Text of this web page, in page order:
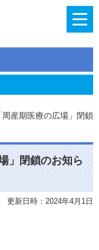
産期医療の広場」閉鎖
」閉鎖のお知ら
更新日時：2024年4月1日